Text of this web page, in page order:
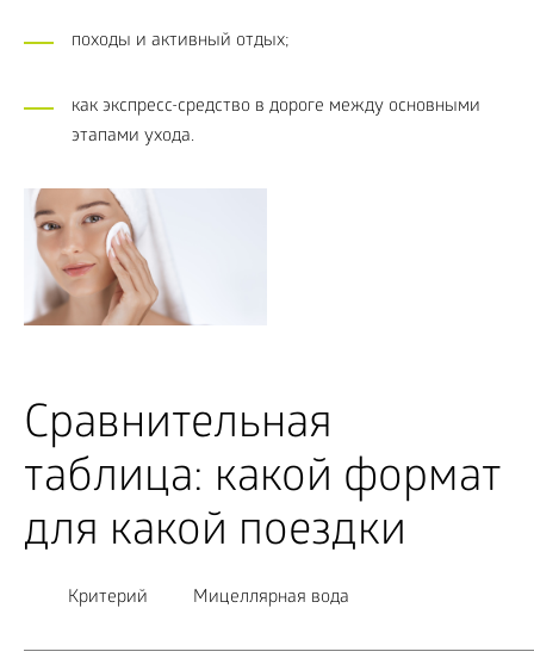
походы и активный отдых;
как экспресс-средство в дороге между основными
этапами ухода.
Сравнительная
таблица: какой формат
для какой поездки
Критерий Мицеллярная вода